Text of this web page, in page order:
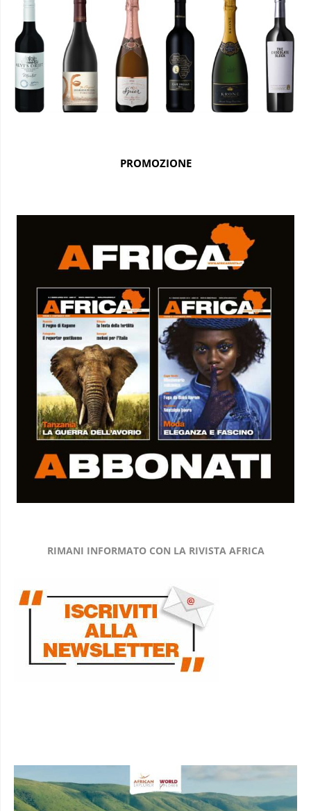
PROMOZIONE
RIMANI INFORMATO CON LA RIVISTA AFRICA